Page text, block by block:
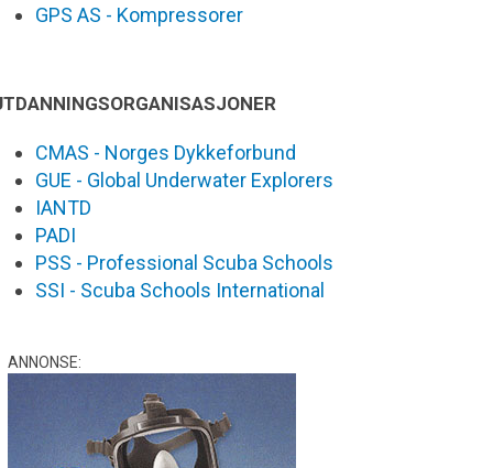
GPS AS - Kompressorer
CMAS - Norges Dykkeforbund
GUE - Global Underwater Explorers
IANTD
PADI
PSS - Professional Scuba Schools
SSI - Scuba Schools International
ANNONSE: